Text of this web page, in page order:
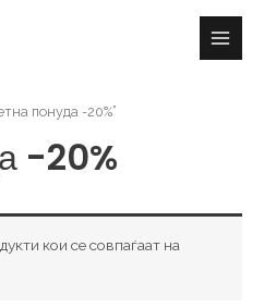
Main
понуда -20%”
-20%
кои се совпаѓаат на